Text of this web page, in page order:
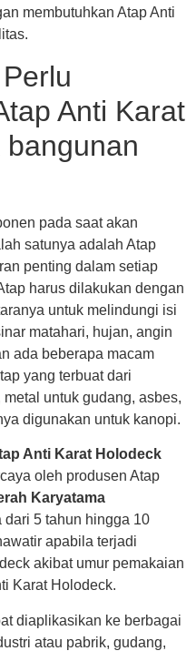
membutuhkan Atap Anti
Anti Karat
pada saat akan
satunya adalah Atap
penting dalam setiap
harus dilakukan dengan
untuk melindungi isi
matahari, hujan, angin
ada beberapa macam
yang terbuat dari
untuk gudang, asbes,
digunakan untuk kanopi.
Anti Karat Holodeck
oleh produsen Atap
Karyatama
dari 5 tahun hingga 10
apabila terjadi
akibat umur pemakaian
Karat Holodeck.
diaplikasikan ke berbagai
atau pabrik, gudang,